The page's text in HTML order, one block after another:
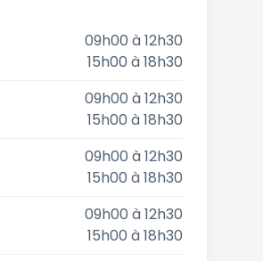
09h00 à 12h30
15h00 à 18h30
09h00 à 12h30
15h00 à 18h30
09h00 à 12h30
15h00 à 18h30
09h00 à 12h30
15h00 à 18h30